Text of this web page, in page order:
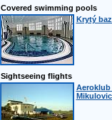
Covered swimming pools
Krytý
Sightseeing flights
Aeroklub